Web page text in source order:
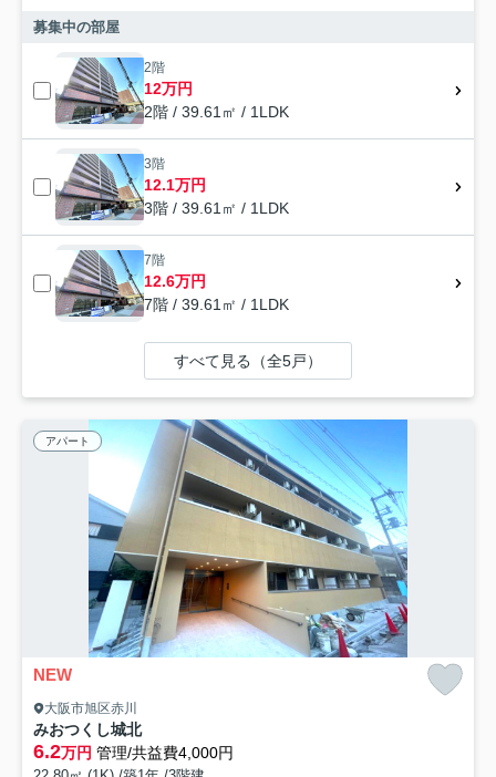
募集中の部屋
2階
12万円
2階 / 39.61㎡ / 1LDK
3階
12.1万円
3階 / 39.61㎡ / 1LDK
7階
12.6万円
7階 / 39.61㎡ / 1LDK
すべて見る（全5戸）
アパート
NEW
大阪市旭区赤川
みおつくし城北
6.2万円 管理/共益費4,000円